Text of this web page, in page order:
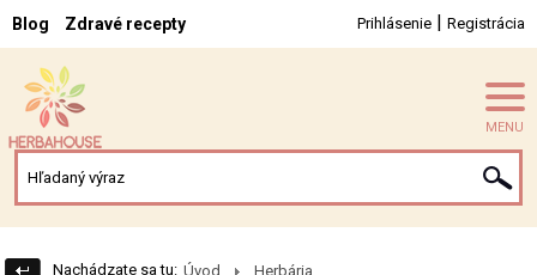
Blog Zdravé recepty Prihlásenie | Registrácia
MENU
Nachádzate sa tu: Úvod Herbária